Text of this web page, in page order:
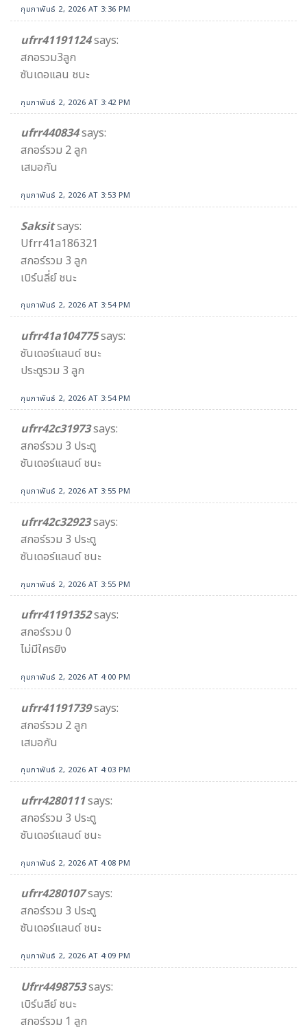
กุมภาพันธ์ 2, 2026 AT 3:36 PM
ufrr41191124says:
สกอรวม3ลูก
ซันเดอแลน ชนะ
กุมภาพันธ์ 2, 2026 AT 3:42 PM
ufrr440834​says:
สกอร์รวม​ 2​ ลูก
เสมอกัน​
กุมภาพันธ์ 2, 2026 AT 3:53 PM
Saksitsays:
Ufrr41a186321
สกอร์รวม 3 ลูก
เบิร์นลี่ย์ ชนะ
กุมภาพันธ์ 2, 2026 AT 3:54 PM
ufrr41a104775says:
ซันเดอร์แลนด์ ชนะ
ประตูรวม 3 ลูก
กุมภาพันธ์ 2, 2026 AT 3:54 PM
ufrr42c31973says:
สกอร์รวม 3 ประตู
ซันเดอร์แลนด์ ชนะ
กุมภาพันธ์ 2, 2026 AT 3:55 PM
ufrr42c32923says:
สกอร์รวม 3 ประตู
ซันเดอร์แลนด์ ชนะ
กุมภาพันธ์ 2, 2026 AT 3:55 PM
ufrr41191352says:
สกอร์รวม 0
ไม่มีใครยิง
กุมภาพันธ์ 2, 2026 AT 4:00 PM
ufrr41191739says:
สกอร์รวม​ 2​ ลูก
เสมอกัน​
กุมภาพันธ์ 2, 2026 AT 4:03 PM
ufrr4280111says:
สกอร์รวม 3 ประตู
ซันเดอร์แลนด์ ชนะ
กุมภาพันธ์ 2, 2026 AT 4:08 PM
ufrr4280107says:
สกอร์รวม 3 ประตู
ซันเดอร์แลนด์ ชนะ
กุมภาพันธ์ 2, 2026 AT 4:09 PM
Ufrr4498753says:
เบิร์นลีย์ ชนะ
สกอร์รวม 1 ลูก